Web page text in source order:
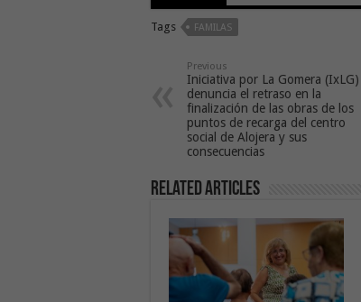
Tags FAMILAS
Previous
Iniciativa por La Gomera (IxLG)
denuncia el retraso en la
finalización de las obras de los
puntos de recarga del centro
social de Alojera y sus
consecuencias
Related Articles